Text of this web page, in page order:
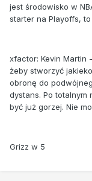
jest środowisko w
starter na Playoffs,
xfactor: Kevin Martin
żeby stworzyć
obronę do
dystans. Po
być już gorzej. Nie
Grizz w 5